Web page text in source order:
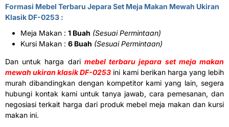
Formasi Mebel Terbaru Jepara Set Meja Makan Mewah Ukiran
Klasik DF-0253 :
Meja Makan : 1 Buah (Sesuai Permintaan)
Kursi Makan : 6 Buah (Sesuai Permintaan)
Dan untuk harga dari mebel terbaru jepara set meja makan
mewah ukiran klasik DF-0253 ini kami berikan harga yang lebih
murah dibandingkan dengan kompetitor kami yang lain, segera
hubungi kontak kami untuk tanya jawab, cara pemesanan, dan
negosiasi terkait harga dari produk mebel meja makan dan kursi
makan ini.